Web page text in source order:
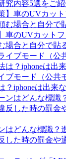
究内容5選をご紹
車のUVカット
場合と自分で貼
ブモード（公共
？iphoneは出来
はどんな標識？
した時の罰金や